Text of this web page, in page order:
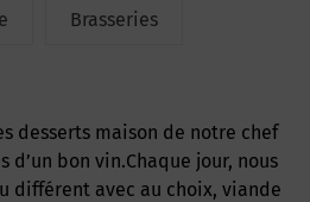
Brasseries
d’un bon vin.Chaque jour, nous
différent avec au choix, viande